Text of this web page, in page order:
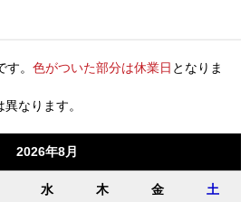
。 色がついた部分は休業日 となりま
なります。
2026年8月
水 木 金 土